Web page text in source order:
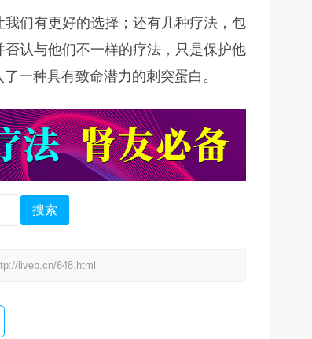
我们有更好的选择；还有几种疗法，包
认与他们不一样的疗法，只是保护他
一种具有致命潜力的刺突蛋白。
搜索
liveb.cn/648.html